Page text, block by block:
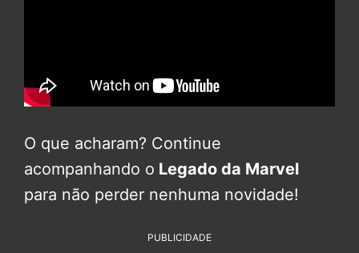
O que acharam? Continue
acompanhando o Legado da Marvel
para não perder nenhuma novidade!
PUBLICIDADE